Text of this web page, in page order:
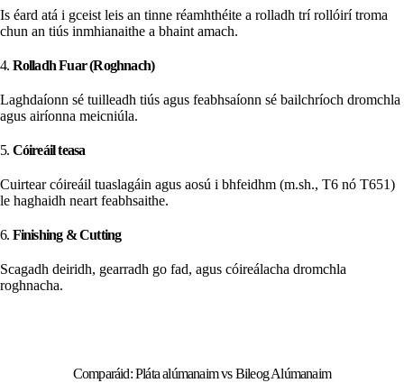
Is éard atá i gceist leis an tinne réamhthéite a rolladh trí rollóirí troma
chun an tiús inmhianaithe a bhaint amach.
4. Rolladh Fuar (Roghnach)
Laghdaíonn sé tuilleadh tiús agus feabhsaíonn sé bailchríoch dromchla
agus airíonna meicniúla.
5. Cóireáil teasa
Cuirtear cóireáil tuaslagáin agus aosú i bhfeidhm (m.sh., T6 nó T651)
le haghaidh neart feabhsaithe.
6. Finishing & Cutting
Scagadh deiridh, gearradh go fad, agus cóireálacha dromchla
roghnacha.
Comparáid: Pláta alúmanaim vs Bileog Alúmanaim